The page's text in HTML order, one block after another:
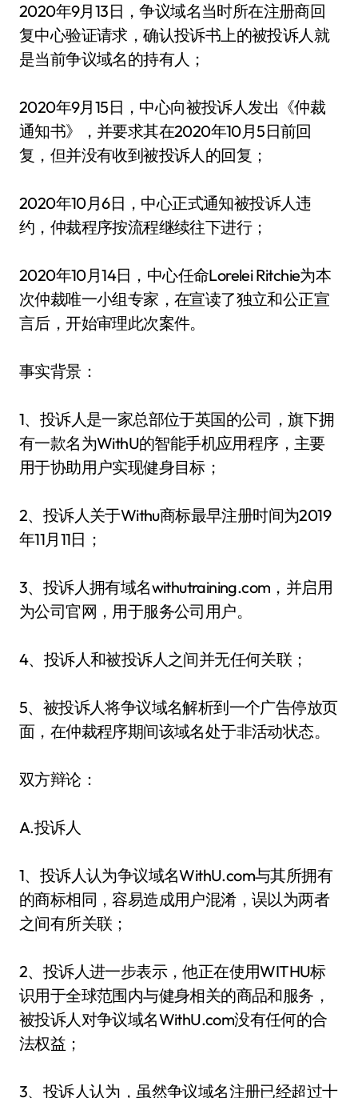
2020年9月13日，争议域名当时所在注册商回
复中心验证请求，确认投诉书上的被投诉人就
是当前争议域名的持有人；
2020年9月15日，中心向被投诉人发出《仲裁
通知书》，并要求其在2020年10月5日前回
复，但并没有收到被投诉人的回复；
2020年10月6日，中心正式通知被投诉人违
约，仲裁程序按流程继续往下进行；
2020年10月14日，中心任命Lorelei Ritchie为本
次仲裁唯一小组专家，在宣读了独立和公正宣
言后，开始审理此次案件。
事实背景：
1、投诉人是一家总部位于英国的公司，旗下拥
有一款名为WithU的智能手机应用程序，主要
用于协助用户实现健身目标；
2、投诉人关于Withu商标最早注册时间为2019
年11月11日；
3、投诉人拥有域名withutraining.com，并启用
为公司官网，用于服务公司用户。
4、投诉人和被投诉人之间并无任何关联；
5、被投诉人将争议域名解析到一个广告停放页
面，在仲裁程序期间该域名处于非活动状态。
双方辩论：
A.投诉人
1、投诉人认为争议域名WithU.com与其所拥有
的商标相同，容易造成用户混淆，误以为两者
之间有所关联；
2、投诉人进一步表示，他正在使用WITHU标
识用于全球范围内与健身相关的商品和服务，
被投诉人对争议域名WithU.com没有任何的合
法权益；
3、投诉人认为，虽然争议域名注册已经超过十